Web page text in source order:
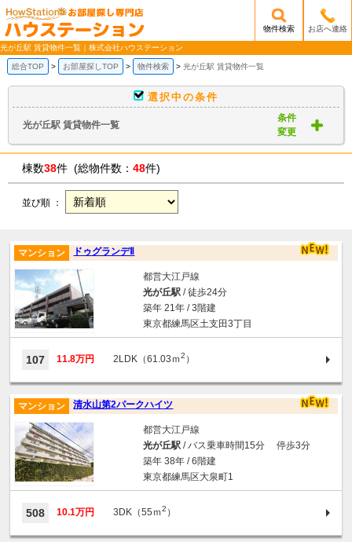
/mobile_img/head-logo.png
物件検索 お店へ連絡
光が丘駅 賃貸物件一覧｜株式会社ハウステーション
総合TOP お部屋探しTOP 物件検索 光が丘駅 賃貸物件一覧
選択中の条件
光が丘駅 賃貸物件一覧
条件
変更
棟数38件 (総物件数： 48件)
並び順 ：
ドゥグランデⅡ
マンション
都営大江戸線
光が丘駅/ 徒歩24分
築年 21年 / 3階建
東京都練馬区土支田3丁目
107 11.8万円 2LDK（61.03ｍ2 ）
清水山第2パークハイツ
マンション
都営大江戸線
光が丘駅/ バス乗車時間15分 停歩3分
築年 38年 / 6階建
東京都練馬区大泉町1
508 10.1万円 3DK（55ｍ2 ）